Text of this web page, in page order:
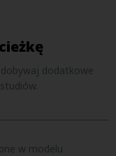
dodatkowe
w modelu